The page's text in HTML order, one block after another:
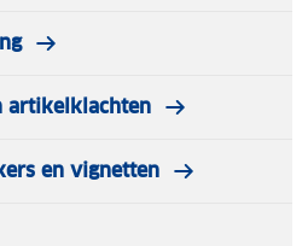
artikelklachten
en vignetten